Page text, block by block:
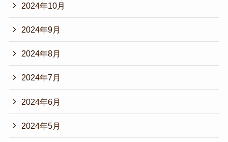
2024年10月
2024年9月
2024年8月
2024年7月
2024年6月
2024年5月